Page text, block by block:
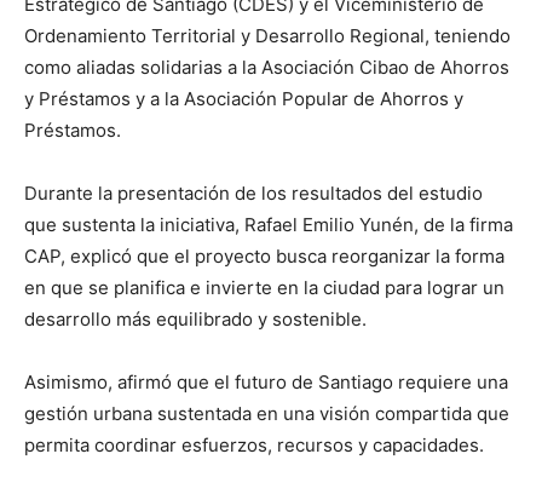
Ordenamiento Territorial y Desarrollo Regional, teniendo
como aliadas solidarias a la Asociación Cibao de Ahorros
y Préstamos y a la Asociación Popular de Ahorros y
Préstamos.
Durante la presentación de los resultados del estudio
que sustenta la iniciativa, Rafael Emilio Yunén, de la firma
CAP, explicó que el proyecto busca reorganizar la forma
en que se planifica e invierte en la ciudad para lograr un
desarrollo más equilibrado y sostenible.
Asimismo, afirmó que el futuro de Santiago requiere una
gestión urbana sustentada en una visión compartida que
permita coordinar esfuerzos, recursos y capacidades.